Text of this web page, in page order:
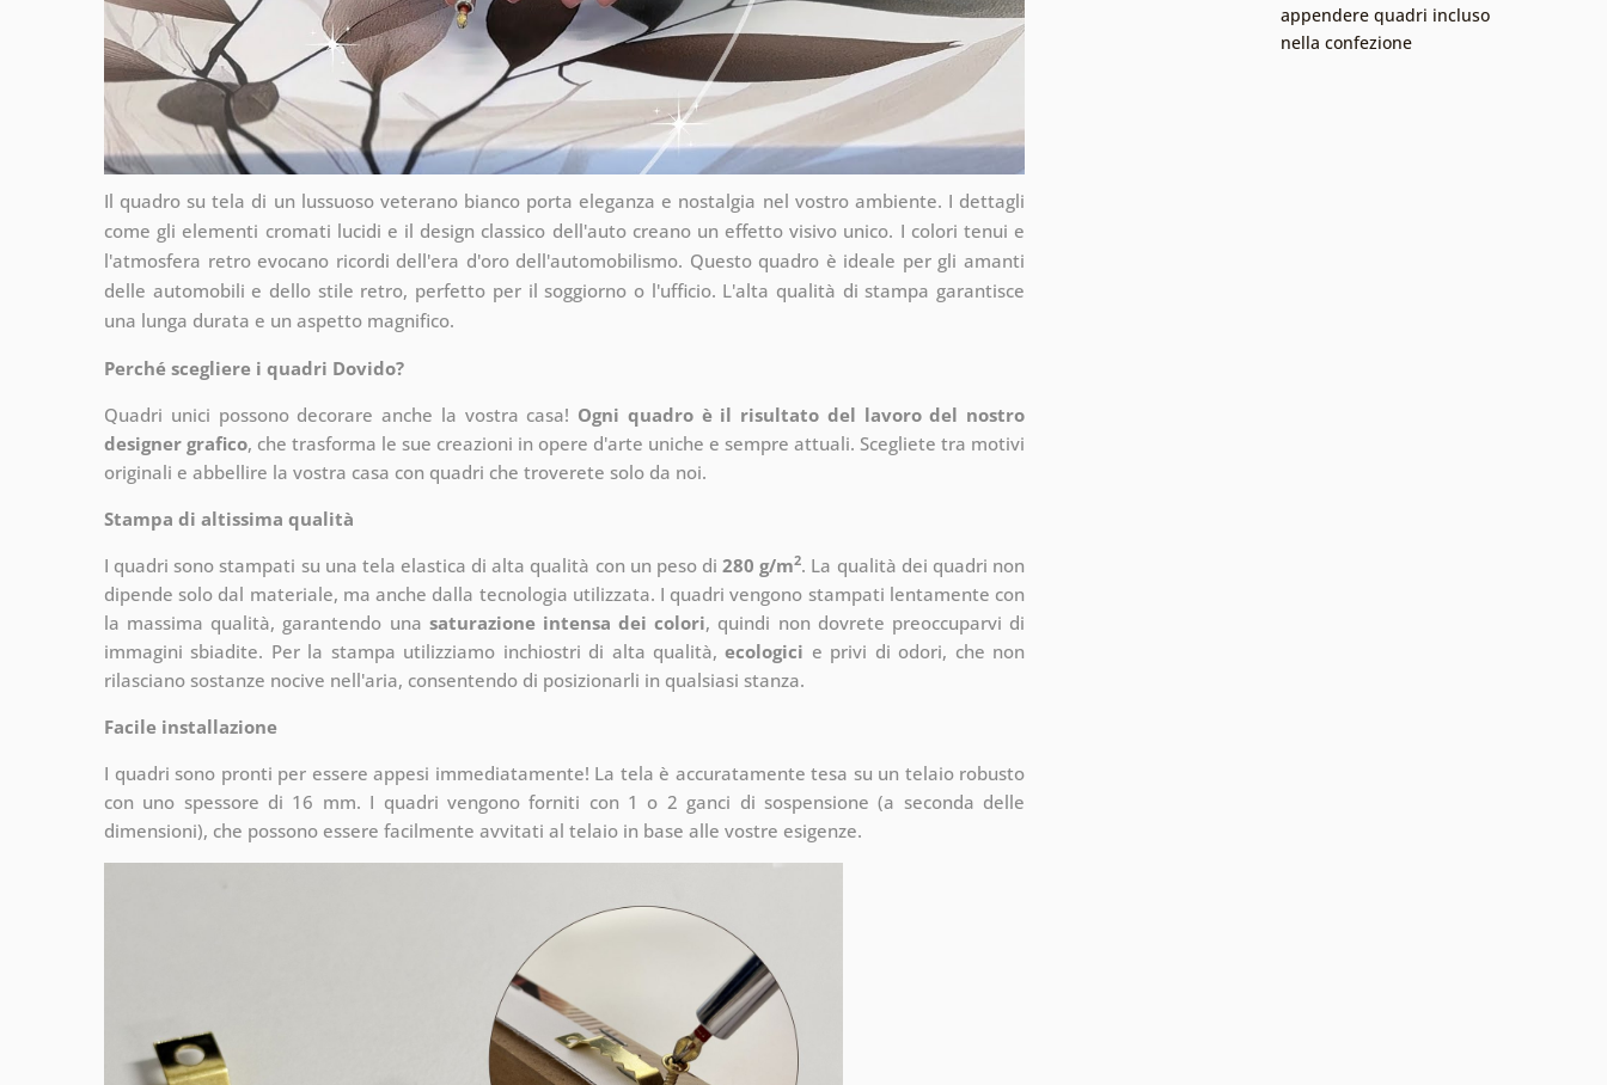
Il quadro su tela di un lussuoso veterano bianco porta eleganza e nostalgia nel vostro ambiente. I dettagli
come gli elementi cromati lucidi e il design classico dell'auto creano un effetto visivo unico. I colori tenui e
l'atmosfera retro evocano ricordi dell'era d'oro dell'automobilismo. Questo quadro è ideale per gli amanti
delle automobili e dello stile retro, perfetto per il soggiorno o l'ufficio. L'alta qualità di stampa garantisce
una lunga durata e un aspetto magnifico.
Perché scegliere i quadri Dovido?
Quadri unici possono decorare anche la vostra casa! Ogni quadro è il risultato del lavoro del nostro
designer grafico, che trasforma le sue creazioni in opere d'arte uniche e sempre attuali. Scegliete tra motivi
originali e abbellire la vostra casa con quadri che troverete solo da noi.
Stampa di altissima qualità
I quadri sono stampati su una tela elastica di alta qualità con un peso di280 g/m2. La qualità dei quadri non
dipende solo dal materiale, ma anche dalla tecnologia utilizzata. I quadri vengono stampati lentamente con
la massima qualità, garantendo una saturazione intensa dei colori, quindi non dovrete preoccuparvi di
immagini sbiadite. Per la stampa utilizziamo inchiostri di alta qualità,ecologici e privi di odori, che non
rilasciano sostanze nocive nell'aria, consentendo di posizionarli in qualsiasi stanza.
Facile installazione
I quadri sono pronti per essere appesi immediatamente! La tela è accuratamente tesa su un telaio robusto
con uno spessore di 16 mm. I quadri vengono forniti con 1 o 2 ganci di sospensione (a seconda delle
dimensioni), che possono essere facilmente avvitati al telaio in base alle vostre esigenze.
appendere quadri incluso
nella confezione